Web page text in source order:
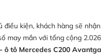
điều kiện, khách hàng sẽ
may mắn với tổng cộng
ô tô Mercedes C200